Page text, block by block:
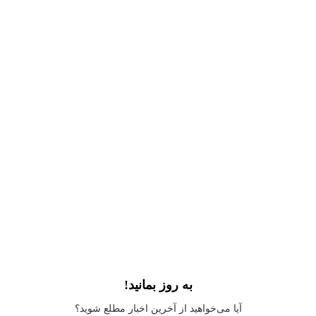
Application error: a client
-side exception has occurred while loading
به روز بمانید!
آیا می‌خواهید از آخرین اخبار مطلع شوید؟